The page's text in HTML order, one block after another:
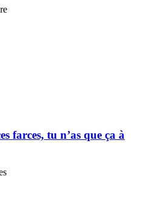
farces, tu n’as que ça à